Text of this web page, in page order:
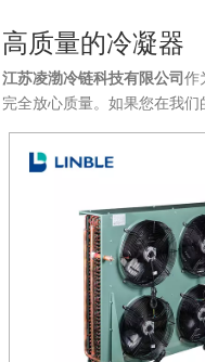
高质量的冷凝器
江苏凌渤冷链科技有限公司作
完全放心质量。如果您在我